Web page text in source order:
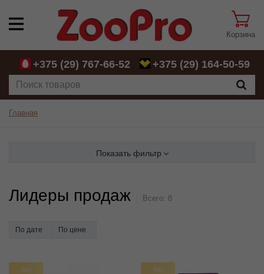
Корзина
+375 (29) 767-66-52 +375 (29) 164-50-59
Главная
Показать фильтр
Лидеры продаж Всего: 8
По дате По цене
Хит Хит